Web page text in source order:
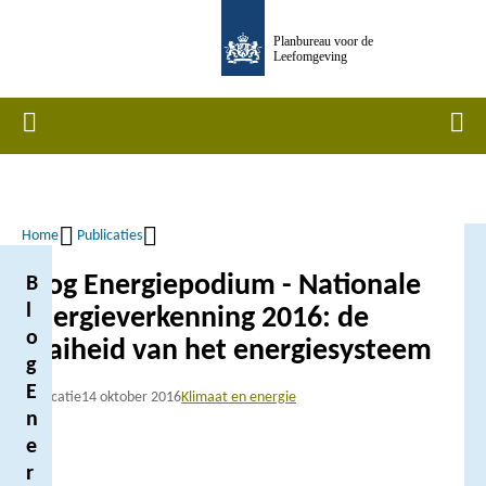
inhoud
Planbureau voor de
Leefomgeving
Home
Kruimelpad
Home Publicaties
Blog Energiepodium - Nationale
Energieverkenning 2016: de
taaiheid van het energiesysteem
Publicatie14 oktober 2016Klimaat en energie
B
l
o
g
E
n
e
r